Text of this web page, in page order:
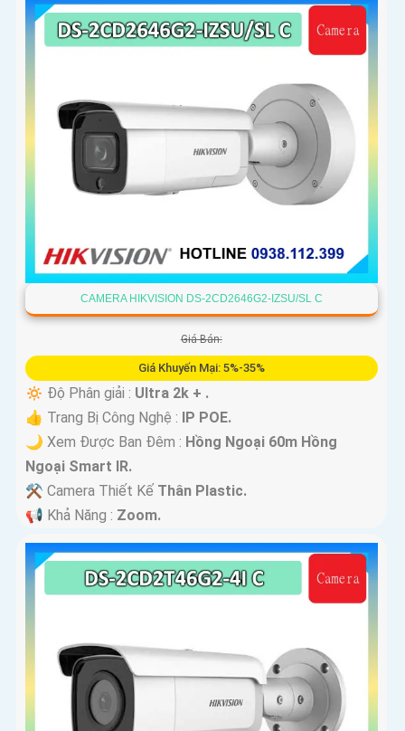
CAMERA HIKVISION DS-2CD2646G2-IZSU/SL C
Giá Bán:
Giá Khuyến Mại: 5%-35%
🔅 Độ Phân giải : Ultra 2k + .
👍 Trang Bị Công Nghệ : IP POE.
🌙 Xem Được Ban Đêm : Hồng Ngoại 60m Hồng
Ngoại Smart IR.
⚒ Camera Thiết Kế Thân Plastic.
️📢 Khả Năng : Zoom.